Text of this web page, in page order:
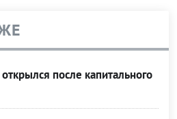
после капитального